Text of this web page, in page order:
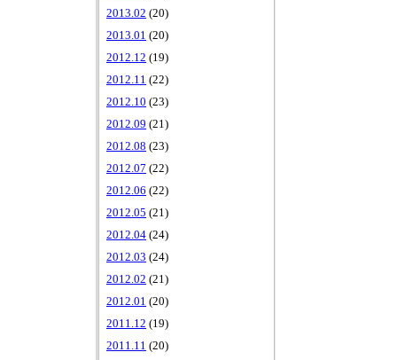
2013.02 (20)
2013.01 (20)
2012.12 (19)
2012.11 (22)
2012.10 (23)
2012.09 (21)
2012.08 (23)
2012.07 (22)
2012.06 (22)
2012.05 (21)
2012.04 (24)
2012.03 (24)
2012.02 (21)
2012.01 (20)
2011.12 (19)
2011.11 (20)